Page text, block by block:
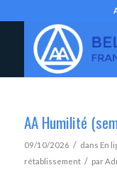
AA Humilité
09/10/2026 / dans En
rétablissement / par